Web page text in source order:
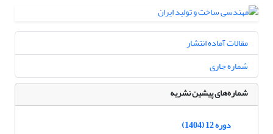
مقالات آماده انتشار
شماره جاری
شماره‌های پیشین نشریه
دوره 12 (1404)